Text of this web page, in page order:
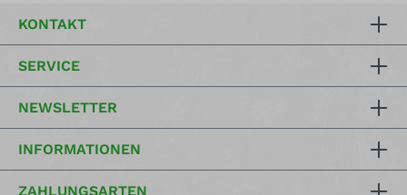
KONTAKT
SERVICE
NEWSLETTER
INFORMATIONEN
ZAHLUNGSARTEN